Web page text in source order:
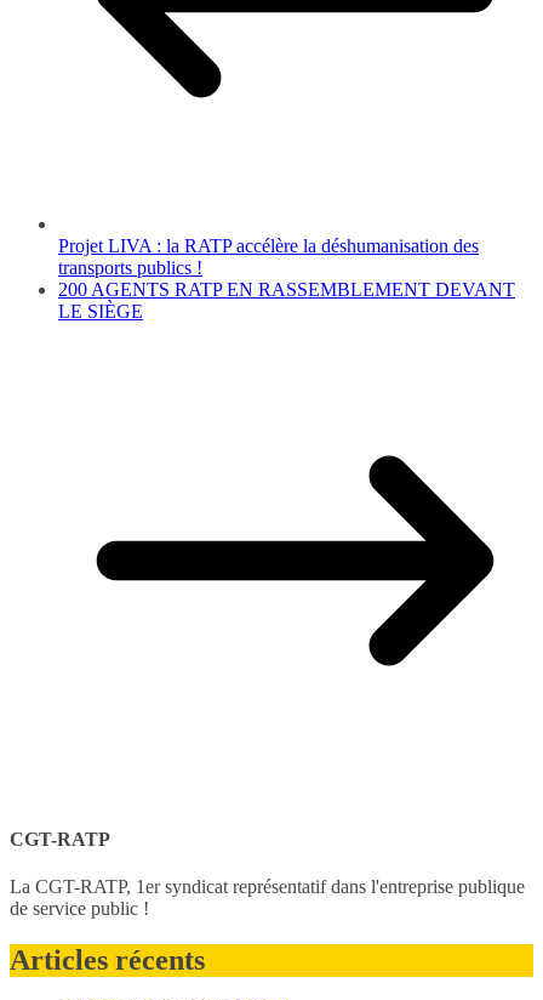
Projet LIVA : la RATP accélère la déshumanisation des
transports publics !
200 AGENTS RATP EN RASSEMBLEMENT DEVANT
LE SIÈGE
CGT-RATP
La CGT-RATP, 1er syndicat représentatif dans l'entreprise publique
de service public !
Articles récents